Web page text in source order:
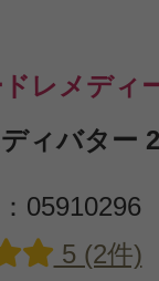
レメディ
ィバター
05910296
5 (2件)